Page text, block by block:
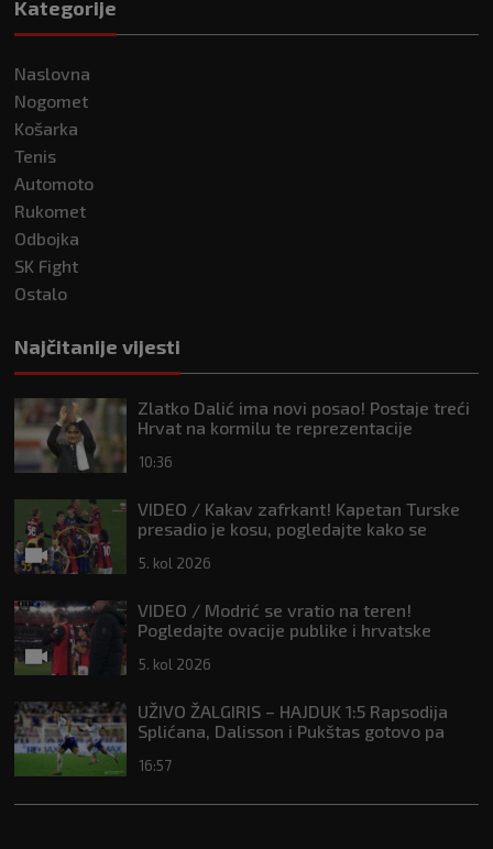
Kategorije
Naslovna
Nogomet
Košarka
Tenis
Automoto
Rukomet
Odbojka
SK Fight
Ostalo
Najčitanije vijesti
Zlatko Dalić ima novi posao! Postaje treći
Hrvat na kormilu te reprezentacije
10:36
VIDEO / Kakav zafrkant! Kapetan Turske
presadio je kosu, pogledajte kako se
5. kol 2026
VIDEO / Modrić se vratio na teren!
Pogledajte ovacije publike i hrvatske
5. kol 2026
UŽIVO ŽALGIRIS – HAJDUK 1:5 Rapsodija
Splićana, Dalisson i Pukštas gotovo pa
16:57